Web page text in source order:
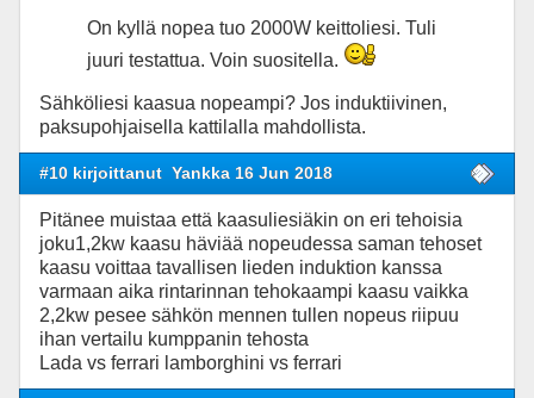
On kyllä nopea tuo 2000W keittoliesi. Tuli
juuri testattua. Voin suositella.
Sähköliesi kaasua nopeampi? Jos induktiivinen,
paksupohjaisella kattilalla mahdollista.
#10 kirjoittanut Yankka 16 Jun 2018
Pitänee muistaa että kaasuliesiäkin on eri tehoisia
joku1,2kw kaasu häviää nopeudessa saman tehoset
kaasu voittaa tavallisen lieden induktion kanssa
varmaan aika rintarinnan tehokaampi kaasu vaikka
2,2kw pesee sähkön mennen tullen nopeus riipuu
ihan vertailu kumppanin tehosta
Lada vs ferrari lamborghini vs ferrari